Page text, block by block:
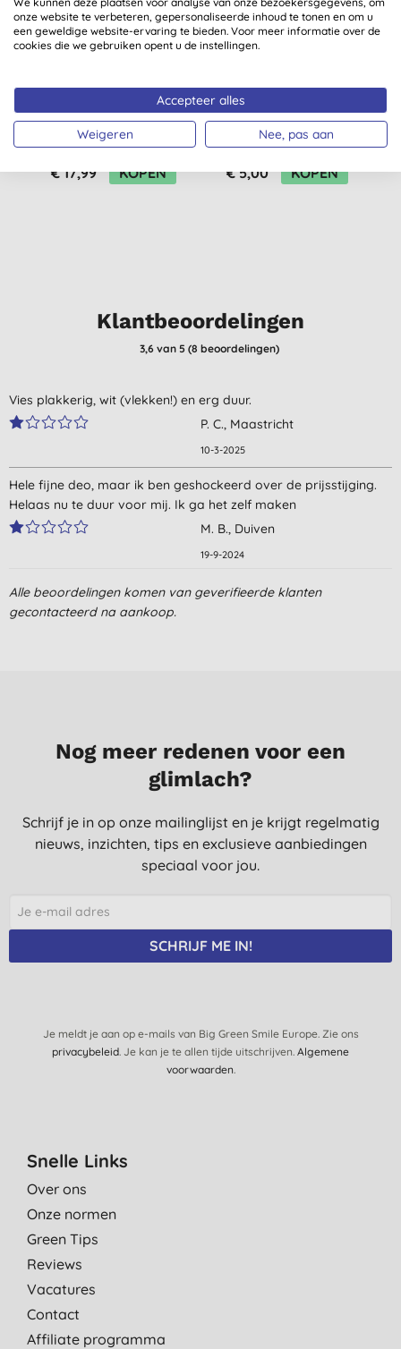
Green People Organic
Homme - 9: Stay Cool
Organic Roll-On
(2)
€ 17,99 KOPEN
Lavera Soft Eyeliner
(10)
€ 5,00 KOPEN
Klantbeoordelingen
3,6 van 5 (8 beoordelingen)
Vies plakkerig, wit (vlekken!) en erg duur.
P. C., Maastricht
10-3-2025
Hele fijne deo, maar ik ben geshockeerd over de prijsstijging.
Helaas nu te duur voor mij. Ik ga het zelf maken
M. B., Duiven
19-9-2024
Wordt plakkerig en werkt niet goed tegen geur.
gr). Enige nadeeltje van deze deo is dat het rolballetje soms
vast blijft hangen en dat hij met de hand los geduwd moet
I., Kerkrade
14-1-2021
Werkt goed. Geen parfum geur dus lekker neutraal.
25-6-2020
Werkt heel goed. Geen irritatie en geen vlekken op kleding.
Dit is tot hiertoe de beste deo die ik ooit heb gehad .
Maakt geen vlekken en oksels blijven eerlijk fris . Top product !
De eerste 100% natuurlijke deo die ik tot nu toe heb gevonden
(en ik heb er erg veel verschillende uitgeprobeerd!!!) die de
ongewenste geurtjes volledig tegenhoudt! Erg tevreden wat dat
betreft. Echter had ik vooral in de warme dagen wat eczeem
wat in de koelere dagen weg was/is. Ik moet toevoegen dat ik
op erg veel stofjes allergisch ben.
Alle beoordelingen komen van geverifieerde klanten
gecontacteerd na aankoop.
Nog meer redenen voor een
glimlach?
Schrijf je in op onze mailinglijst en je krijgt regelmatig
nieuws, inzichten, tips en exclusieve aanbiedingen
speciaal voor jou.
SCHRIJF ME IN!
Je meldt je aan op e-mails van Big Green Smile Europe. Zie ons
privacybeleid. Je kan je te allen tijde uitschrijven. Algemene
voorwaarden.
Snelle Links
Over ons
Onze normen
Green Tips
Reviews
Vacatures
Contact
Affiliate programma
onze website te verbeteren, gepersonaliseerde inhoud te tonen en om u
een geweldige website-ervaring te bieden. Voor meer informatie over de
cookies die we gebruiken opent u de instellingen.
Accepteer alles
Weigeren Nee, pas aan